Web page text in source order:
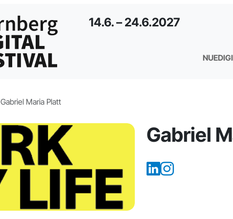
14.6. – 24.6.2027
Gabriel Maria Platt
Gabriel